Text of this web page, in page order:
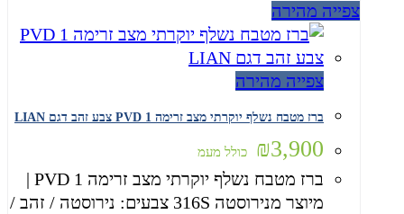
צפייה מהירה
צפייה מהירה
ברז מטבח נשלף יוקרתי מצב זרימה 1 PVD צבע זהב דגם LIAN
₪3,900 כולל מעמ
ברז מטבח נשלף יוקרתי מצב זרימה 1 PVD |
מיוצר מנירוסטה 316S צבעים: נירוסטה / זהב /